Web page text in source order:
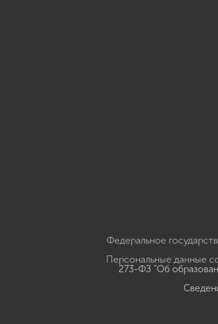
Федеральное
Персональные данные
273-ФЗ "Об